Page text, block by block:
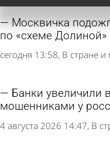
Москвичка
по «схеме Долиной»
сегодня 13:58 В стране и
Банки увеличили
мошенниками у
4 августа 2026 14:47 В